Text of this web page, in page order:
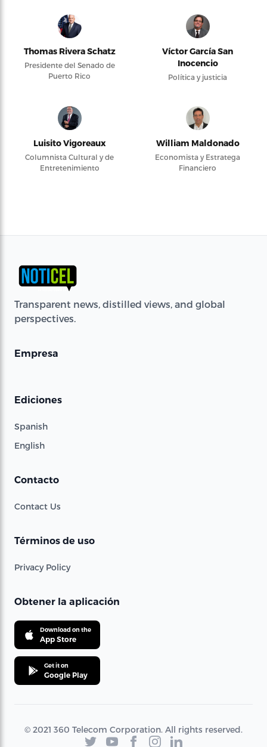
Thomas Rivera Schatz
Presidente del Senado de
Puerto Rico
Víctor García San
Inocencio
Política y justicia
Luisito Vigoreaux
Columnista Cultural y de
Entretenimiento
William Maldonado
Economista y Estratega
Financiero
Transparent news, distilled views, and global
perspectives.
Empresa
Ediciones
Spanish
English
Contacto
Contact Us
Términos de uso
Privacy Policy
Obtener la aplicación
Download on the
App Store
Get it on
Google Play
© 2021 360 Telecom Corporation. All rights reserved.